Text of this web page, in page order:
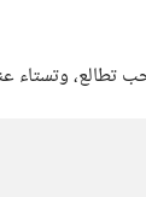
وتستاء